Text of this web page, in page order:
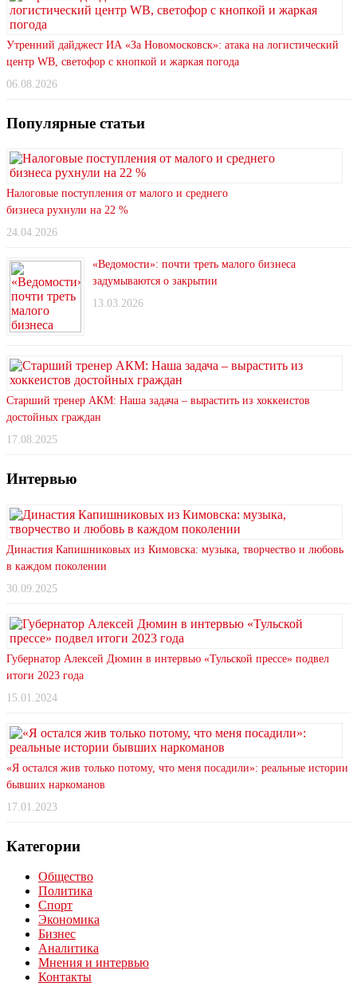
Утренний дайджест ИА «За Новомосковск»: атака на логистический
центр WB, светофор с кнопкой и жаркая погода
06.08.2026
Популярные статьи
Налоговые поступления от малого и среднего
бизнеса рухнули на 22 %
24.04.2026
«Ведомости»: почти треть малого бизнеса
задумываются о закрытии
13.03.2026
Старший тренер АКМ: Наша задача – вырастить из хоккеистов
достойных граждан
17.08.2025
Интервью
Династия Капишниковых из Кимовска: музыка, творчество и любовь
в каждом поколении
30.09.2025
Губернатор Алексей Дюмин в интервью «Тульской прессе» подвел
итоги 2023 года
15.01.2024
«Я остался жив только потому, что меня посадили»: реальные истории
бывших наркоманов
17.01.2023
Категории
Общество
Политика
Спорт
Экономика
Бизнес
Аналитика
Мнения и интервью
Контакты